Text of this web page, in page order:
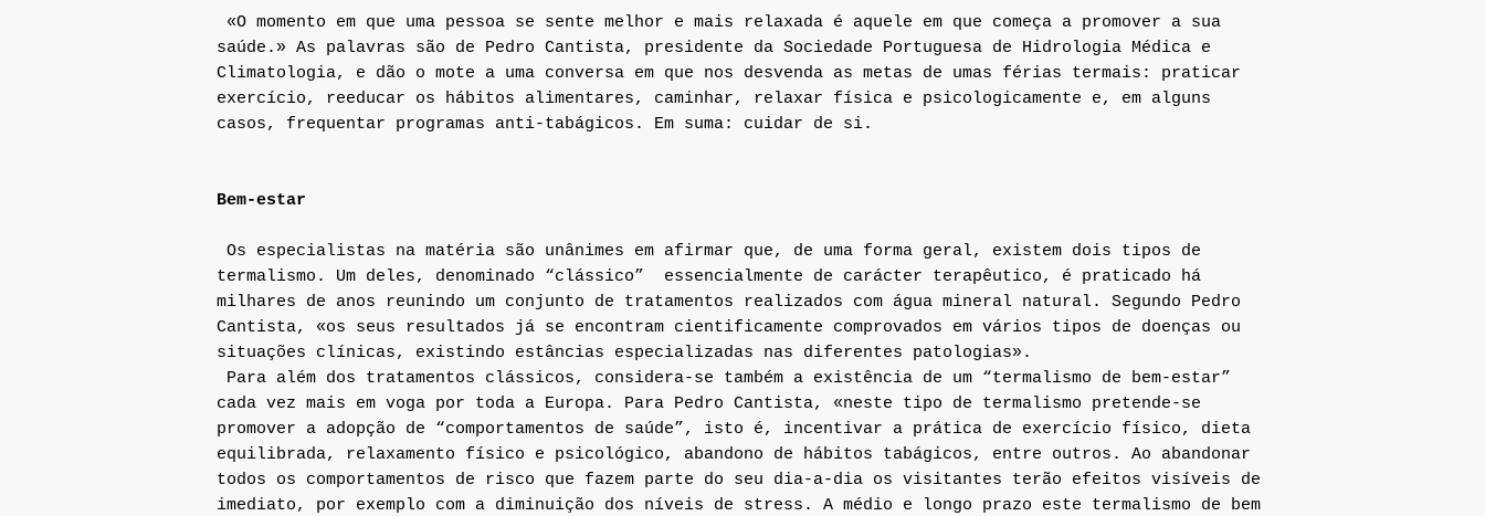
«O momento em que uma pessoa se sente melhor e mais relaxada é aquele em que começa a promover a sua
saúde.» As palavras são de Pedro Cantista, presidente da Sociedade Portuguesa de Hidrologia Médica e
Climatologia, e dão o mote a uma conversa em que nos desvenda as metas de umas férias termais: praticar
exercício, reeducar os hábitos alimentares, caminhar, relaxar física e psicologicamente e, em alguns
casos, frequentar programas anti-tabágicos. Em suma: cuidar de si.
Bem-estar
Os especialistas na matéria são unânimes em afirmar que, de uma forma geral, existem dois tipos de
termalismo. Um deles, denominado “clássico” essencialmente de carácter terapêutico, é praticado há
milhares de anos reunindo um conjunto de tratamentos realizados com água mineral natural. Segundo Pedro
Cantista, «os seus resultados já se encontram cientificamente comprovados em vários tipos de doenças ou
situações clínicas, existindo estâncias especializadas nas diferentes patologias».
Para além dos tratamentos clássicos, considera-se também a existência de um “termalismo de bem-estar”
cada vez mais em voga por toda a Europa. Para Pedro Cantista, «neste tipo de termalismo pretende-se
promover a adopção de “comportamentos de saúde”, isto é, incentivar a prática de exercício físico, dieta
equilibrada, relaxamento físico e psicológico, abandono de hábitos tabágicos, entre outros. Ao abandonar
todos os comportamentos de risco que fazem parte do seu dia-a-dia os visitantes terão efeitos visíveis de
imediato, por exemplo com a diminuição dos níveis de stress. A médio e longo prazo este termalismo de bem